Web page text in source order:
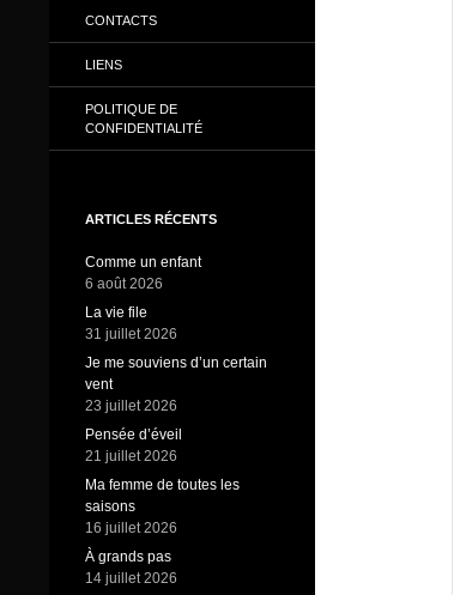
CONTACTS
LIENS
POLITIQUE DE
CONFIDENTIALITÉ
ARTICLES RÉCENTS
Comme un enfant
6 août 2026
La vie file
31 juillet 2026
Je me souviens d’un certain
vent
23 juillet 2026
Pensée d’éveil
21 juillet 2026
Ma femme de toutes les
saisons
16 juillet 2026
À grands pas
14 juillet 2026